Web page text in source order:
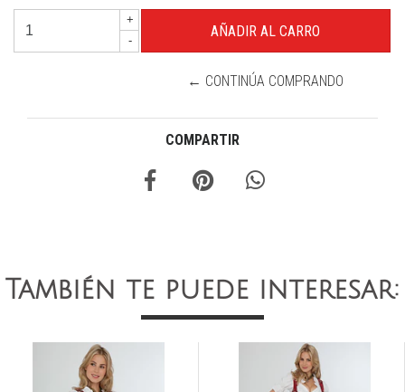
+
-
← CONTINÚA COMPRANDO
COMPARTIR
También te puede interesar: